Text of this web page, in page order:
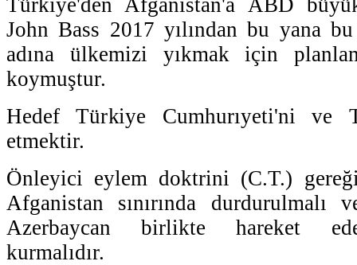
Türkıye'den Afganistan'a ABD
John Bass 2017 yılından bu yana
adına ülkemizi yıkmak için
koymuştur.
Hedef Türkiye Cumhurıyeti'ni
etmektir.
Önleyici eylem doktrini (C.T.)
Afganistan sınırında
Azerbaycan birlikte hareket
kurmalıdır.